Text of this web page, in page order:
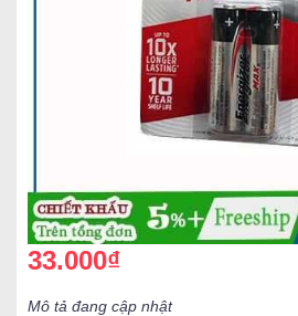
33.000₫
Mô tả đang cập nhật